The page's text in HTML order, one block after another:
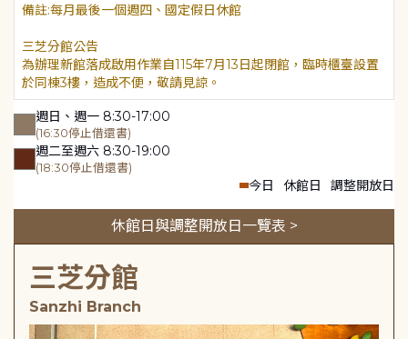
每月最後一個週四、國定假日休館
三芝分館公告
為辦理新館落成啟用作業自115年7月13日起閉館，臨時櫃臺設置
於同棟3樓，造成不便，敬請見諒。
週日、週一 8:30-17:00
(16:30停止借還書)
週二至週六 8:30-19:00
(18:30停止借還書)
今日 休館日 調整開放日
休館日與調整開放日一覽表 >
三芝分館
Sanzhi Branch